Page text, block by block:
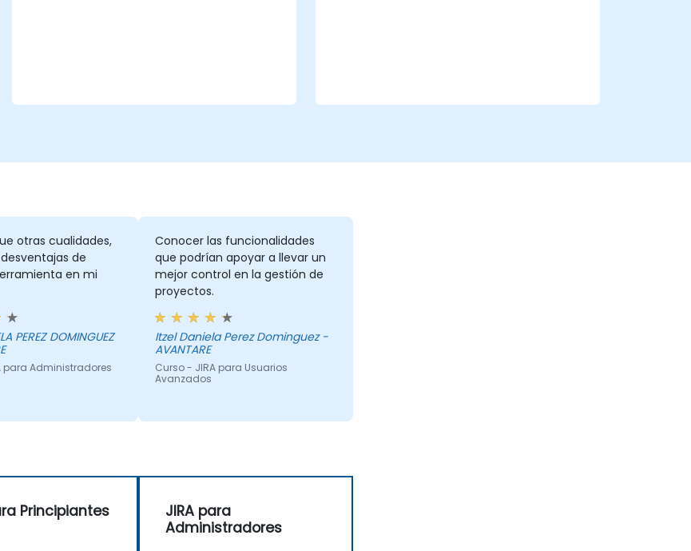
otras cualidades,
de
en mi
PEREZ DOMINGUEZ
para Administradores
Conocer las funcionalidades
que podrían apoyar a llevar un
mejor control en la gestión de
proyectos.
Itzel Daniela Perez Dominguez -
AVANTARE
Curso - JIRA para Usuarios
Avanzados
Principiantes
JIRA para
Administradores